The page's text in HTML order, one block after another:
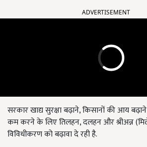
ADVERTISEMENT
सरकार खाद्य सुरक्षा बढ़ाने, किसानों की आय
कम करने के लिए तिलहन, दलहन और श्रीअन्न
विविधीकरण को बढ़ावा दे रही है.